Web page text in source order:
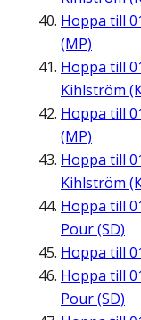
Hoppa till
(MP)
Hoppa till
Kihlström
Hoppa till
(MP)
Hoppa till
Kihlström
Hoppa till
Pour (SD)
Hoppa till
Hoppa till
Pour (SD)